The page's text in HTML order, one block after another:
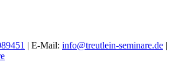
| E-Mail: info@treutlein-seminare.de |